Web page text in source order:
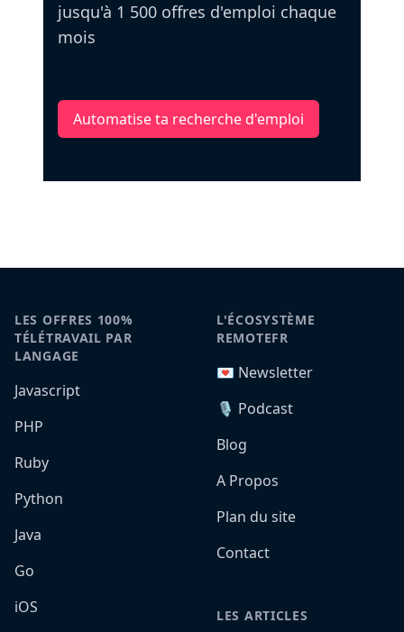
jusqu'à 1 500 offres d'emploi chaque
mois
Automatise ta recherche d'emploi
LES OFFRES 100%
TÉLÉTRAVAIL PAR
LANGAGE
Javascript
PHP
Ruby
Python
Java
Go
iOS
L'ÉCOSYSTÈME
REMOTEFR
💌 Newsletter
🎙️ Podcast
Blog
A Propos
Plan du site
Contact
LES ARTICLES